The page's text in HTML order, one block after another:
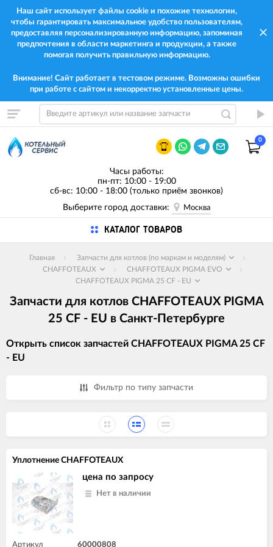
Наш сайт использует файлы cookie и похожие технологии,
чтобы гарантировать максимальное удобство пользователям,
предоставляя персонализированную информацию, запоминая
предпочтения в области маркетинга и продукции, а также
помогая получить правильную информацию.
Внимание! Сайт работает в тестовом режиме. Возможны ошибки
при работе с сайтом и некорректно установленные цены.
0
Часы работы:
пн-пт: 10:00 - 19:00
сб-вс: 10:00 - 18:00 (только приём звонков)
Выберите город доставки:
Москва
КАТАЛОГ ТОВАРОВ
Главная
Запчасти для котлов (по маркам и моделям)
CHAFFOTEAUX
CHAFFOTEAUX PIGMA EVO
CHAFFOTEAUX PIGMA 25 CF - EU
Запчасти для котлов CHAFFOTEAUX PIGMA
25 CF - EU в Санкт-Петербурге
Открыть список запчастей CHAFFOTEAUX PIGMA 25 CF
- EU
Фильтр по типу запчасти
Уплотнение CHAFFOTEAUX
цена по запросу
Нет в наличии
Артикул 60000808